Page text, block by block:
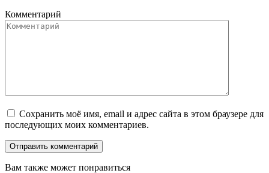
Комментарий
Сохранить моё имя, email и адрес сайта в этом браузере для
последующих моих комментариев.
Вам также может понравиться